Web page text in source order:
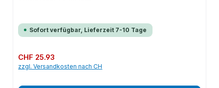
Sofort verfügbar, Lieferzeit 7-10 Tage
Regulärer Preis:
CHF 25.93
zzgl. Versandkosten nach CH